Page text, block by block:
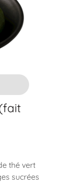
thé vert
sucrées